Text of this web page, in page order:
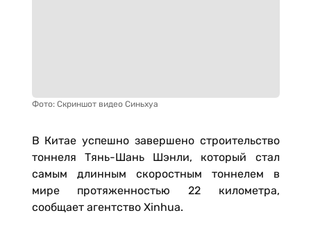
Фото: Скриншот видео Синьхуа
В Китае успешно завершено строительство
тоннеля Тянь-Шань Шэнли, который стал
самым длинным скоростным тоннелем в
мире протяженностью 22 километра,
сообщает агентство Xinhua.